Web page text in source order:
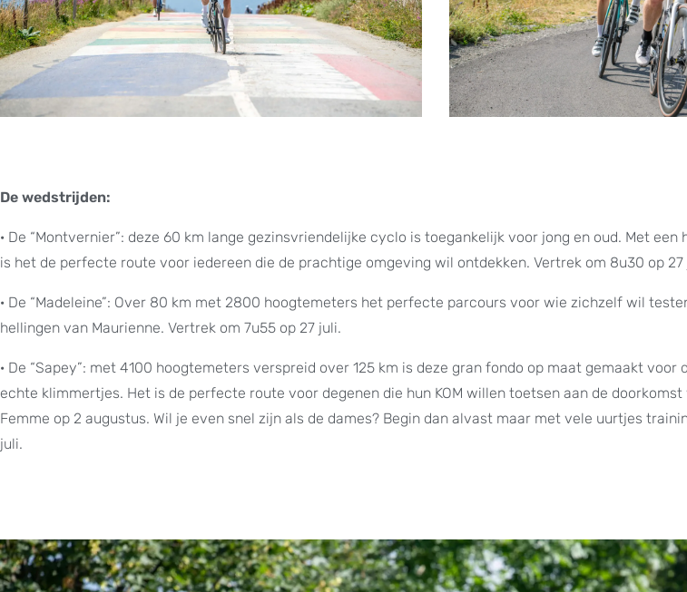
De wedstrijden:
· De “Montvernier”: deze 60 km lange gezinsvriendelijke cyclo is toegankelijk voor jong en oud. Met
is het de perfecte route voor iedereen die de prachtige omgeving wil ontdekken. Vertrek om 8u30 op 27
· De “Madeleine”: Over 80 km met 2800 hoogtemeters het perfecte parcours voor wie zichzelf wil
hellingen van Maurienne. Vertrek om 7u55 op 27 juli.
· De “Sapey”: met 4100 hoogtemeters verspreid over 125 km is deze gran fondo op maat gemaakt voor
echte klimmertjes. Het is de perfecte route voor degenen die hun KOM willen toetsen aan de
Femme op 2 augustus. Wil je even snel zijn als de dames? Begin dan alvast maar met vele uurtjes
juli.